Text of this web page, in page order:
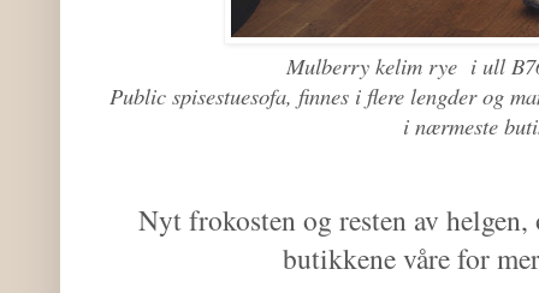
Mulberry kelim rye i ull
Public spisestuesofa, finnes i flere lengder og
i nærmeste
Nyt frokosten og resten av
butikkene våre for